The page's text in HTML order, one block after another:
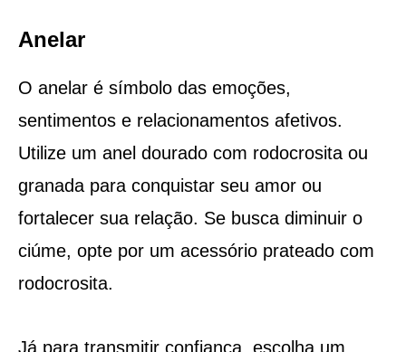
Anelar
O anelar é símbolo das emoções,
sentimentos e relacionamentos afetivos.
Utilize um anel dourado com rodocrosita ou
granada para conquistar seu amor ou
fortalecer sua relação. Se busca diminuir o
ciúme, opte por um acessório prateado com
rodocrosita.
Já para transmitir confiança, escolha um